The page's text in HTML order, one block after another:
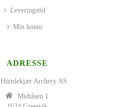
Leveringstid
Min konto
ADRESSE
Humlekjær Archery AS
Midtåsen 1